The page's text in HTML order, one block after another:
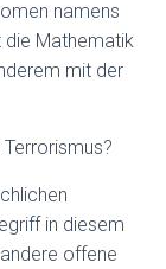
H
namens
Mathematik
mit der
in diesem
offene